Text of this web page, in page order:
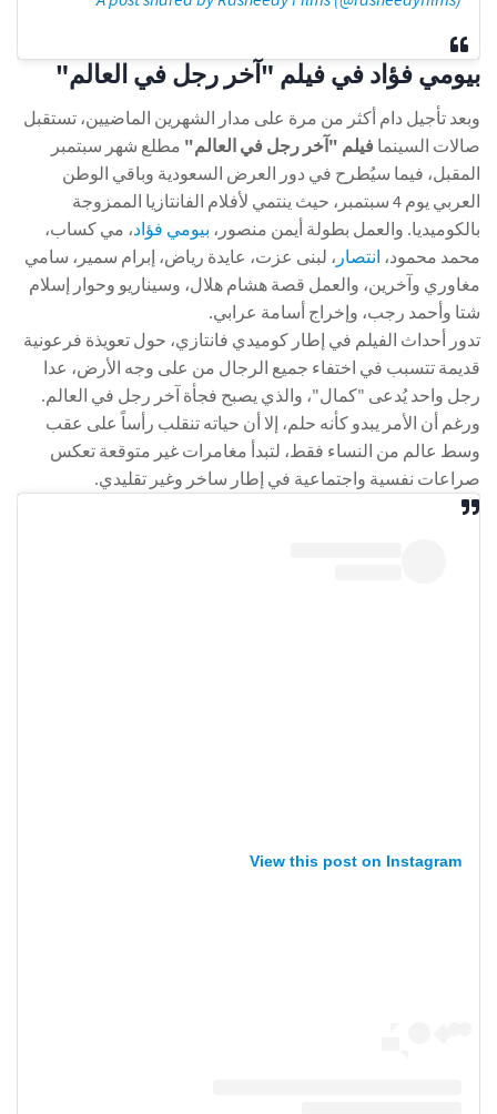
بيومي فؤاد في فيلم "آخر رجل في العالم"
وبعد تأجيل دام أكثر من مرة على مدار الشهرين الماضيين، تستقبل
صالات السينما فيلم "آخر رجل في العالم" مطلع شهر سبتمبر
المقبل، فيما سيُطرح في دور العرض السعودية وباقي الوطن
العربي يوم 4 سبتمبر، حيث ينتمي لأفلام الفانتازيا الممزوجة
بالكوميديا. والعمل بطولة أيمن منصور، بيومي فؤاد، مي كساب،
محمد محمود، انتصار ، لبنى عزت، عايدة رياض، إبرام سمير، سامي
مغاوري وآخرين، والعمل قصة هشام هلال، وسيناريو وحوار إسلام
شتا وأحمد رجب، وإخراج أسامة عرابي.
تدور أحداث الفيلم في إطار كوميدي فانتازي، حول تعويذة فرعونية
قديمة تتسبب في اختفاء جميع الرجال من على وجه الأرض، عدا
رجل واحد يُدعى "كمال"، والذي يصبح فجأة آخر رجل في العالم.
ورغم أن الأمر يبدو كأنه حلم، إلا أن حياته تنقلب رأساً على عقب
وسط عالم من النساء فقط، لتبدأ مغامرات غير متوقعة تعكس
صراعات نفسية واجتماعية في إطار ساخر وغير تقليدي.
View this post on Instagram